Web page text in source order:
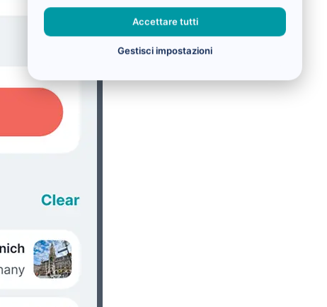
Accettare tutti
Gestisci impostazioni